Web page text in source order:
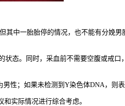
中一胎胎停的情况，也不能有分娩男
态。同时，采血前不需要空腹或戒口
；如果未检测到Y染色体DNA，则表
实际情况进行综合考虑。